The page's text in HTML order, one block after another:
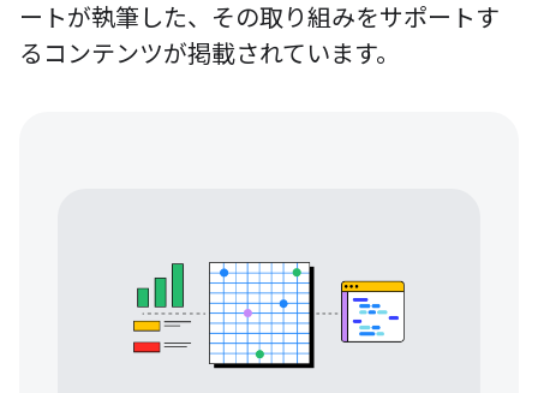
ートが執筆した、その取り組みをサポートす
るコンテンツが掲載されています。